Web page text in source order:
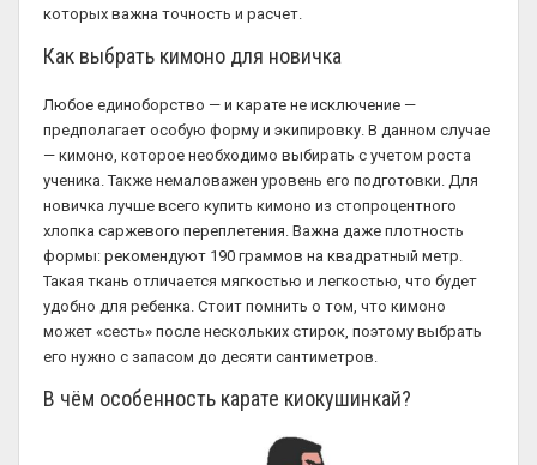
которых важна точность и расчет.
Как выбрать кимоно для новичка
Любое единоборство — и карате не исключение —
предполагает особую форму и экипировку. В данном случае
— кимоно, которое необходимо выбирать с учетом роста
ученика. Также немаловажен уровень его подготовки. Для
новичка лучше всего купить кимоно из стопроцентного
хлопка саржевого переплетения. Важна даже плотность
формы: рекомендуют 190 граммов на квадратный метр.
Такая ткань отличается мягкостью и легкостью, что будет
удобно для ребенка. Стоит помнить о том, что кимоно
может «сесть» после нескольких стирок, поэтому выбрать
его нужно с запасом до десяти сантиметров.
В чём особенность карате киокушинкай?